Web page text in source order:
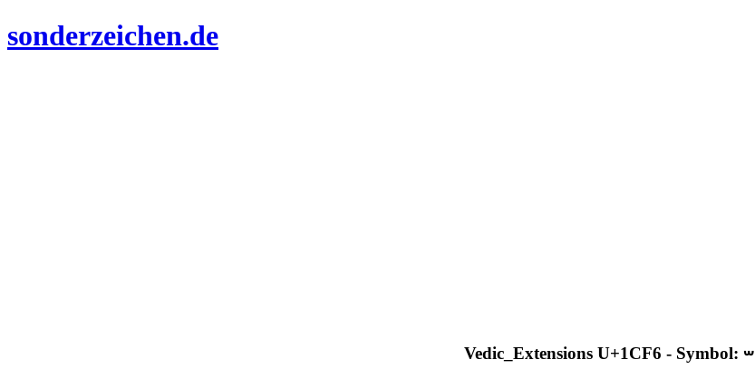
sonderzeichen.de
Vedic_Extensions U+1CF6 - Symbol: ᳶ